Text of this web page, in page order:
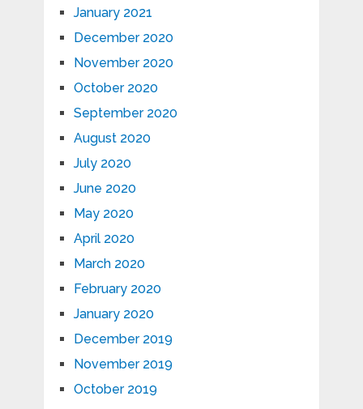
January 2021
December 2020
November 2020
October 2020
September 2020
August 2020
July 2020
June 2020
May 2020
April 2020
March 2020
February 2020
January 2020
December 2019
November 2019
October 2019